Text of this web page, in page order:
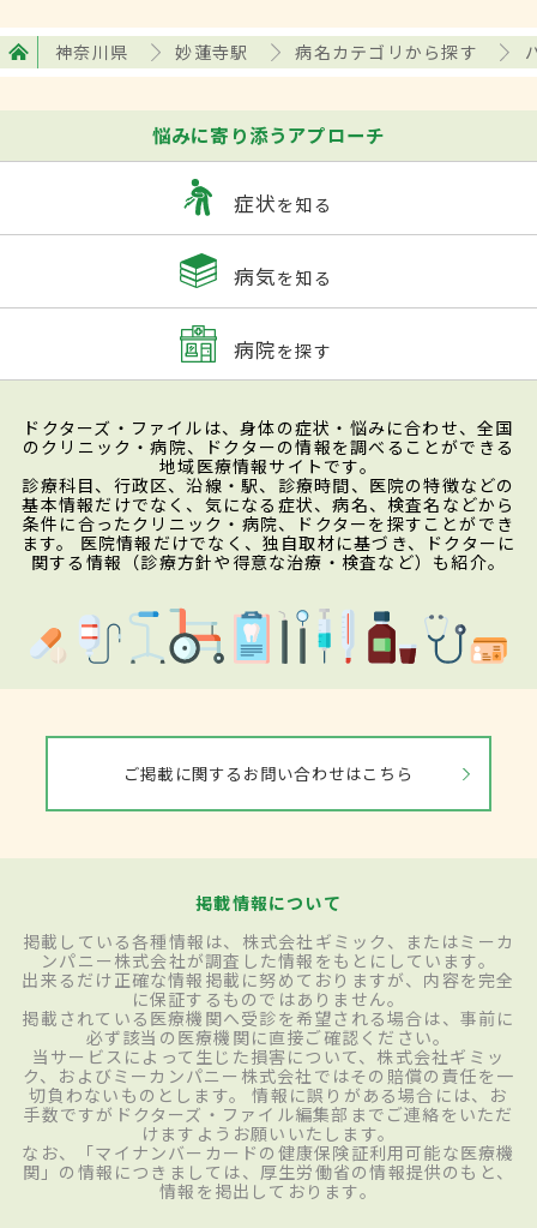
神奈川県 妙蓮寺駅 病名カテゴリから探す
悩みに寄り添うアプローチ
症状を知る
病気を知る
病院を探す
ドクターズ・ファイルは、身体の症状・悩みに合わせ、全国
のクリニック・病院、ドクターの情報を調べることができる
地域医療情報サイトです。
診療科目、行政区、沿線・駅、診療時間、医院の特徴などの
基本情報だけでなく、気になる症状、病名、検査名などから
条件に合ったクリニック・病院、ドクターを探すことができ
ます。 医院情報だけでなく、独自取材に基づき、ドクターに
関する情報（診療方針や得意な治療・検査など）も紹介。
ご掲載に関するお問い合わせはこちら
掲載情報について
掲載している各種情報は、株式会社ギミック、またはミーカ
ンパニー株式会社が調査した情報をもとにしています。
出来るだけ正確な情報掲載に努めておりますが、内容を完全
に保証するものではありません。
掲載されている医療機関へ受診を希望される場合は、事前に
必ず該当の医療機関に直接ご確認ください。
当サービスによって生じた損害について、株式会社ギミッ
ク、およびミーカンパニー株式会社ではその賠償の責任を一
切負わないものとします。 情報に誤りがある場合には、お
手数ですがドクターズ・ファイル編集部までご連絡をいただ
けますようお願いいたします。
なお、「マイナンバーカードの健康保険証利用可能な医療機
関」の情報につきましては、厚生労働省の情報提供のもと、
情報を掲出しております。